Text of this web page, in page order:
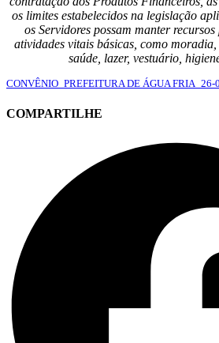
os limites estabelecidos na legislação
os Servidores possam manter
atividades vitais básicas, como
saúde, lazer, vestuário,
CONVÊNIO_PREFEITURA DE ÁGUA
COMPARTILHE